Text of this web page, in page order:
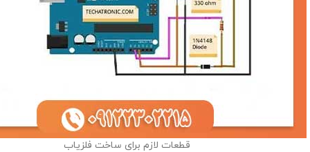
قطعات لازم برای ساخت فلزیاب